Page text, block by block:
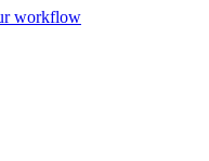
workflow